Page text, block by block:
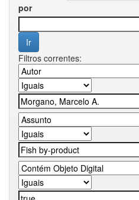
por
Filtros correntes: